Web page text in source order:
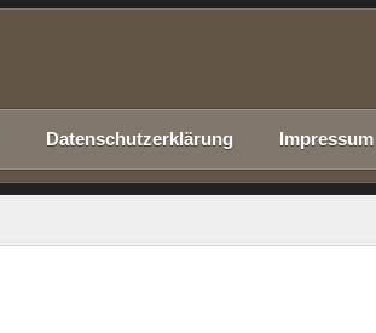
Datenschutzerklärung Impressum